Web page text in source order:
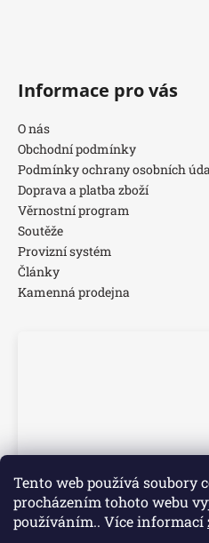
Tento web používá soubory
procházením tohoto webu
používáním.. Více informací
Informace pro vás
O nás
Obchodní podmínky
Podmínky ochrany osobních
Doprava a platba zboží
Věrnostní program
Soutěže
Provizní systém
Články
Kamenná prodejna